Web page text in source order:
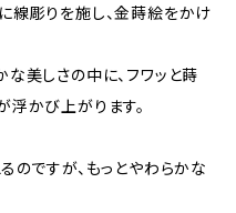
線彫りを施し、金蒔絵をかけ
美しさの中に、フワッと蒔
かび上がります。
のですが、もっとやわらかな